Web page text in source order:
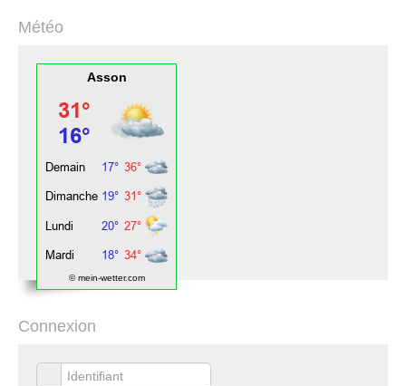
Météo
Asson
© mein-wetter.com
Connexion